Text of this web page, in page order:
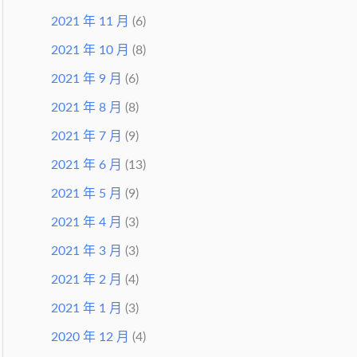
2021 年 11 月 (6)
2021 年 10 月 (8)
2021 年 9 月 (6)
2021 年 8 月 (8)
2021 年 7 月 (9)
2021 年 6 月 (13)
2021 年 5 月 (9)
2021 年 4 月 (3)
2021 年 3 月 (3)
2021 年 2 月 (4)
2021 年 1 月 (3)
2020 年 12 月 (4)